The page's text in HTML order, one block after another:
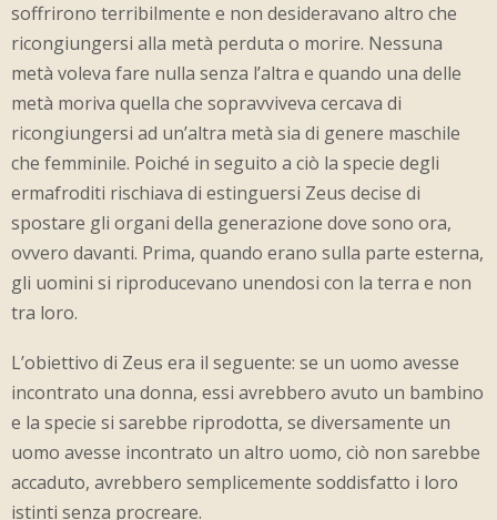
soffrirono terribilmente e non desideravano altro che
ricongiungersi alla metà perduta o morire. Nessuna
metà voleva fare nulla senza l’altra e quando una delle
metà moriva quella che sopravviveva cercava di
ricongiungersi ad un’altra metà sia di genere maschile
che femminile. Poiché in seguito a ciò la specie degli
ermafroditi rischiava di estinguersi Zeus decise di
spostare gli organi della generazione dove sono ora,
ovvero davanti. Prima, quando erano sulla parte esterna,
gli uomini si riproducevano unendosi con la terra e non
tra loro.
L’obiettivo di Zeus era il seguente: se un uomo avesse
incontrato una donna, essi avrebbero avuto un bambino
e la specie si sarebbe riprodotta, se diversamente un
uomo avesse incontrato un altro uomo, ciò non sarebbe
accaduto, avrebbero semplicemente soddisfatto i loro
istinti senza procreare.